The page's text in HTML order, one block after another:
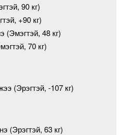
90 кг)
+90 кг)
(Эмэгтэй, 48 кг)
70 кг)
(Эрэгтэй, -107 кг)
(Эрэгтэй, 63 кг)